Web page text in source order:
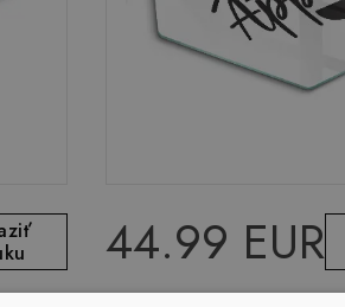
44.99 EUR